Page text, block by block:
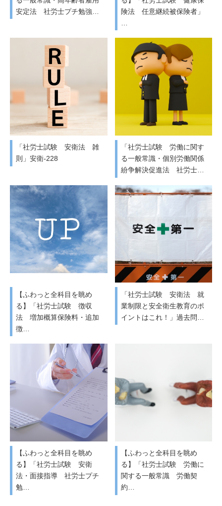
安定法 社労士プチ勉強…
険法 任意継続被保険者」
「社労士試験 安衛法 雑
則」安衛-228
「社労士試験 労働に関す
る一般常識・個別労働関係
紛争解決促進法 社労士…
【ふわっと全科目を眺め
る】「社労士試験 徴収
法 増加概算保険料・追加
徴…
「社労士試験 安衛法 就
業制限と安全衛生教育のポ
イントはこれ！」過去問…
【ふわっと全科目を眺め
る】「社労士試験 安衛
法・面接指導 社労士プチ
勉…
【ふわっと全科目を眺め
る】「社労士試験 労働に
関する一般常識 労働契
約…